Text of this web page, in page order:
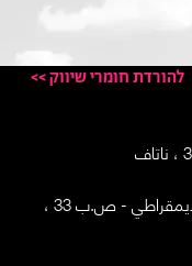
<< להורדת חומרי שיווק
ديمقراطي - ص.ب 33 ،